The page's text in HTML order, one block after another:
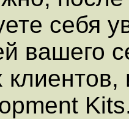
себя
вашего